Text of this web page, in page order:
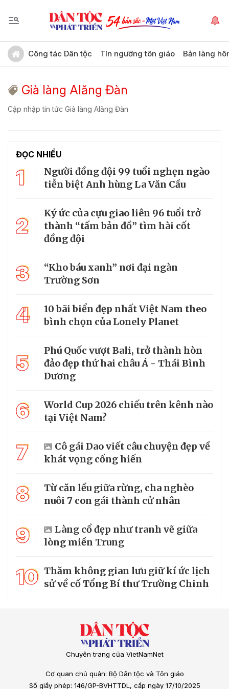
Công tác Dân tộc Tín ngưỡng tôn giáo Bản làng
Già làng Alăng Đàn
Cập nhập tin tức Già làng Alăng Đàn
ĐỌC NHIỀU
1
Người đồng đội 99 tuổi nghẹn ngào
tiễn biệt Anh hùng La Văn Cầu
2
Ký ức của cựu giao liên 96 tuổi trở
thành “tấm bản đồ” tìm hài cốt
đồng đội
3
“Kho báu xanh” nơi đại ngàn
Trường Sơn
4
10 bãi biển đẹp nhất Việt Nam theo
bình chọn của Lonely Planet
5
Phú Quốc vượt Bali, trở thành hòn
đảo đẹp thứ hai châu Á - Thái Bình
Dương
6
World Cup 2026 chiếu trên kênh nào
tại Việt Nam?
7
Cô gái Dao viết câu chuyện đẹp về
khát vọng cống hiến
8
Từ căn lều giữa rừng, cha nghèo
nuôi 7 con gái thành cử nhân
9
Làng cổ đẹp như tranh vẽ giữa
lòng miền Trung
10 Thăm không gian lưu giữ kí ức lịch
sử về cố Tổng Bí thư Trường Chinh
Chuyên trang của VietNamNet
Cơ quan chủ quản: Bộ Dân tộc và Tôn giáo
Số giấy phép: 146/GP-BVHTTDL, cấp ngày 17/10/2025